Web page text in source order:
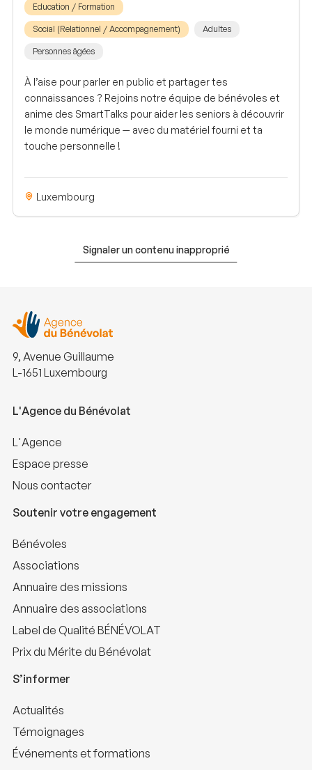
Education / Formation
Social (Relationnel / Accompagnement) Adultes
Personnes âgées
À l’aise pour parler en public et partager tes
connaissances ? Rejoins notre équipe de bénévoles et
anime des SmartTalks pour aider les seniors à découvrir
le monde numérique — avec du matériel fourni et ta
touche personnelle !
Luxembourg
Signaler un contenu inapproprié
9, Avenue Guillaume
L-1651 Luxembourg
L'Agence du Bénévolat
L'Agence
Espace presse
Nous contacter
Soutenir votre engagement
Bénévoles
Associations
Annuaire des missions
Annuaire des associations
Label de Qualité BÉNÉVOLAT
Prix du Mérite du Bénévolat
S’informer
Actualités
Témoignages
Événements et formations